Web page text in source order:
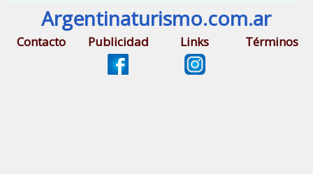
Argentinaturismo.com.ar
Contacto Publicidad Links Términos